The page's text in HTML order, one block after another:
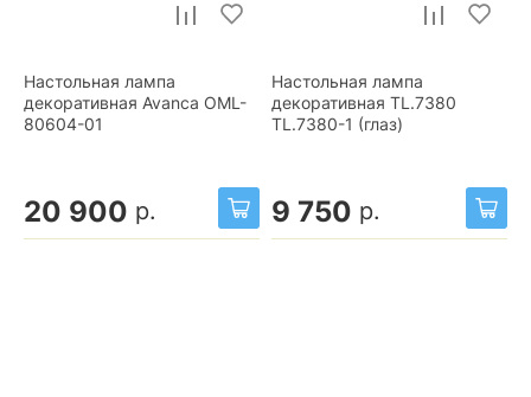
Настольная лампа
декоративная Avanca OML-
80604-01
20 900 р.
Настольная лампа
декоративная TL.7380
TL.7380-1 (глаз)
9 750 р.